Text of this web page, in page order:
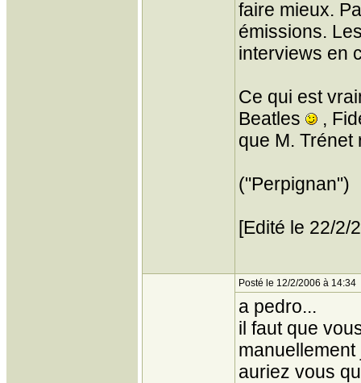
faire mieux.
émissions.
interviews en
Ce qui est
Beatles
,
que M. Trénet
("Perpignan")
[Edité le 22/2/
Posté le 12/2/2006 à 14:34
a pedro...
il faut que
auriez vous